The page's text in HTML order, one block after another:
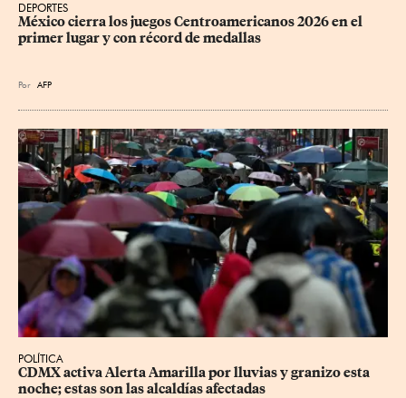
DEPORTES
México cierra los juegos Centroamericanos 2026 en el
primer lugar y con récord de medallas
Por AFP
POLÍTICA
CDMX activa Alerta Amarilla por lluvias y granizo esta
noche; estas son las alcaldías afectadas